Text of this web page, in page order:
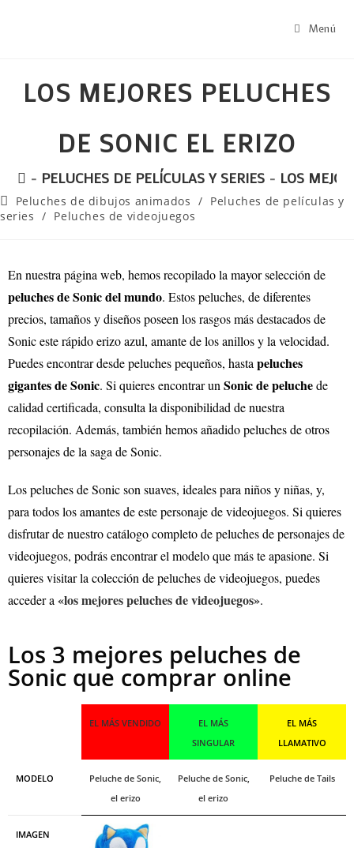
Menú
LOS MEJORES PELUCHES
DE SONIC EL ERIZO
- PELUCHES DE PELÍCULAS Y SERIES - LOS
Peluches de dibujos animados / Peluches de películas y
series / Peluches de videojuegos
En nuestra página web, hemos recopilado la mayor selección de
peluches de Sonic del mundo. Estos peluches, de diferentes
precios, tamaños y diseños poseen los rasgos más destacados de
Sonic este rápido erizo azul, amante de los anillos y la velocidad.
Puedes encontrar desde peluches pequeños, hasta peluches
gigantes de Sonic. Si quieres encontrar un Sonicde peluchede
calidad certificada, consulta la disponibilidad de nuestra
recopilación. Además, también hemos añadido peluches de otros
personajes de la saga de Sonic.
Los peluches de Sonic son suaves, ideales para niños y niñas, y,
para todos los amantes de este personaje de videojuegos. Si quieres
disfrutar de nuestro catálogo completo de peluches de personajes de
videojuegos, podrás encontrar el modelo que más te apasione. Si
quieres visitar la colección de peluches de videojuegos, puedes
acceder a «los mejores peluches de videojuegos».
Los 3 mejores peluches de
Sonic que comprar online
EL MÁS VENDIDO
EL MÁS
SINGULAR
EL MÁS
LLAMATIVO
MODELO
Peluche de Sonic,
el erizo
Peluche de Sonic,
el erizo
Peluche de Tails
IMAGEN